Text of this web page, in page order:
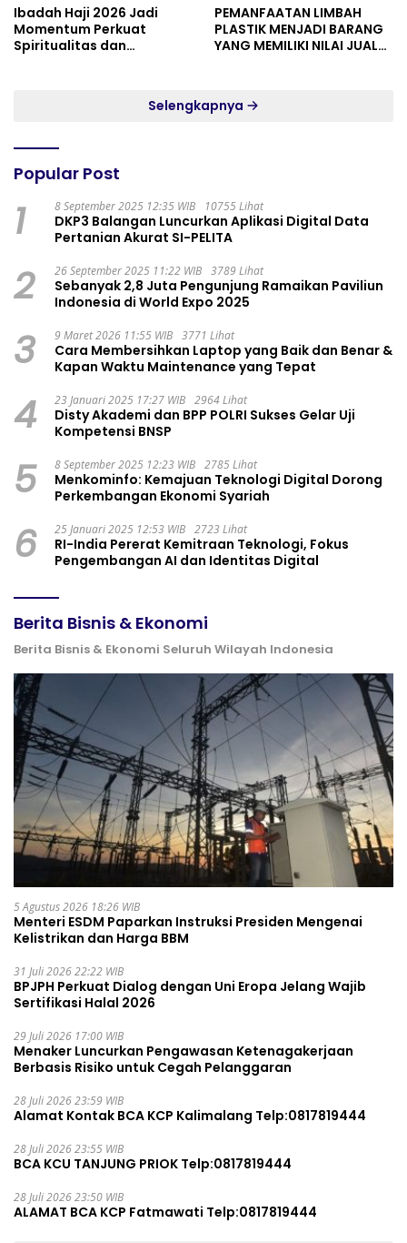
Ibadah Haji 2026 Jadi
Momentum Perkuat
Spiritualitas dan
PEMANFAATAN LIMBAH
PLASTIK MENJADI BARANG
YANG MEMILIKI NILAI JUAL
Selengkapnya
Popular Post
1 8 September 2025 12:35 WIB 10755 Lihat
DKP3 Balangan Luncurkan Aplikasi Digital Data
Pertanian Akurat SI-PELITA
2 26 September 2025 11:22 WIB 3789 Lihat
Sebanyak 2,8 Juta Pengunjung Ramaikan Paviliun
Indonesia di World Expo 2025
3 9 Maret 2026 11:55 WIB 3771 Lihat
Cara Membersihkan Laptop yang Baik dan Benar &
Kapan Waktu Maintenance yang Tepat
4 23 Januari 2025 17:27 WIB 2964 Lihat
Disty Akademi dan BPP POLRI Sukses Gelar Uji
Kompetensi BNSP
5 8 September 2025 12:23 WIB 2785 Lihat
Menkominfo: Kemajuan Teknologi Digital Dorong
Perkembangan Ekonomi Syariah
6 25 Januari 2025 12:53 WIB 2723 Lihat
RI-India Pererat Kemitraan Teknologi, Fokus
Pengembangan AI dan Identitas Digital
Berita Bisnis & Ekonomi
Berita Bisnis & Ekonomi Seluruh Wilayah Indonesia
5 Agustus 2026 18:26 WIB
Menteri ESDM Paparkan Instruksi Presiden Mengenai
Kelistrikan dan Harga BBM
31 Juli 2026 22:22 WIB
BPJPH Perkuat Dialog dengan Uni Eropa Jelang Wajib
Sertifikasi Halal 2026
29 Juli 2026 17:00 WIB
Menaker Luncurkan Pengawasan Ketenagakerjaan
Berbasis Risiko untuk Cegah Pelanggaran
28 Juli 2026 23:59 WIB
Alamat Kontak BCA KCP Kalimalang Telp:0817819444
28 Juli 2026 23:55 WIB
BCA KCU TANJUNG PRIOK Telp:0817819444
28 Juli 2026 23:50 WIB
ALAMAT BCA KCP Fatmawati Telp:0817819444